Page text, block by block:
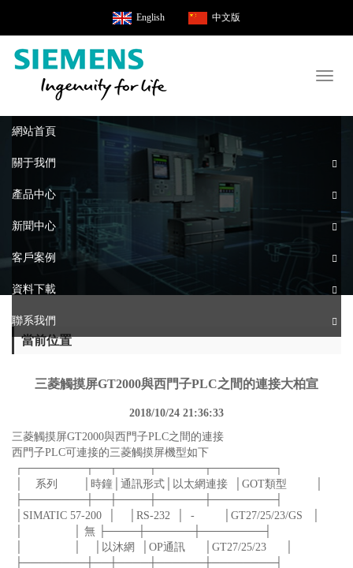
English 中文版
網站首頁
關于我們
產品中心
新聞中心
客戶案例
資料下載
聯系我們
當前位置
三菱觸摸屏GT2000與西門子PLC之間的連接大柏宣
2018/10/24 21:36:33
三菱觸摸屏GT2000與西門子PLC之間的連接
西門子PLC可連接的三菱觸摸屏機型如下
┌────────┬──┬────┬──────┬────────┐
│ 系列 │時鐘│通訊形式│以太網連接 │GOT類型 │
├────────┼──┼────┼──────┼────────┤
│SIMATIC 57-200 │ │RS-232 │ - │GT27/25/23/GS │
│ │ 無 ├────┼──────┼────────┤
│ │ │以沐網 │OP通訊 │GT27/25/23 │
├────────┼──┼────┼──────┼────────┤